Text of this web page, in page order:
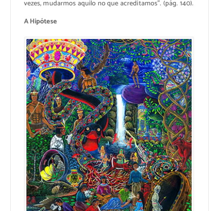
vezes, mudarmos aquilo no que acreditamos”. (pág. 140).
A Hipótese